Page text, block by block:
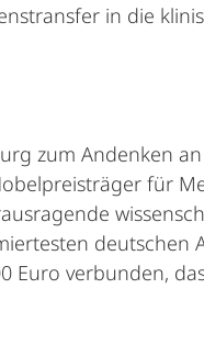
in die
zum Andenken
für
deutschen
Euro verbunden,